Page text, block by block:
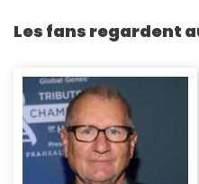
Les fans regardent